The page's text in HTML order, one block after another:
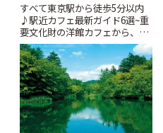
すべて東京駅から徒歩5分以内
♪駅近カフェ最新ガイド6選~重
要文化財の洋館カフェから、改
札すぐのレトロ喫茶まで~ | こと
りっぷ